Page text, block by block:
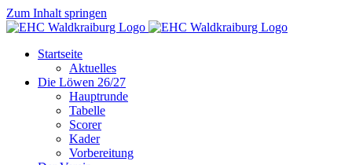
Zum Inhalt springen
Startseite
Aktuelles
Die Löwen 26/27
Hauptrunde
Tabelle
Scorer
Kader
Vorbereitung